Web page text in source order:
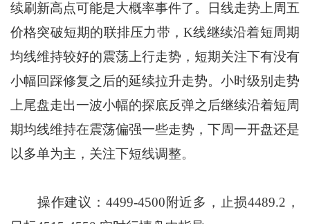
续刷新高点可能是大概率事件了。日线走势上周五
价格突破短期的联排压力带，K线继续沿着短周期
均线维持较好的震荡上行走势，短期关注下有没有
小幅回踩修复之后的延续拉升走势。小时级别走势
上尾盘走出一波小幅的探底反弹之后继续沿着短周
期均线维持在震荡偏强一些走势，下周一开盘还是
以多单为主，关注下短线调整。
操作建议：4499-4500附近多，止损4489.2，